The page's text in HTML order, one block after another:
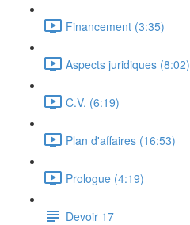
Financement (3:35)
Aspects juridiques (8:02)
C.V. (6:19)
Plan d'affaires (16:53)
Prologue (4:19)
Devoir 17